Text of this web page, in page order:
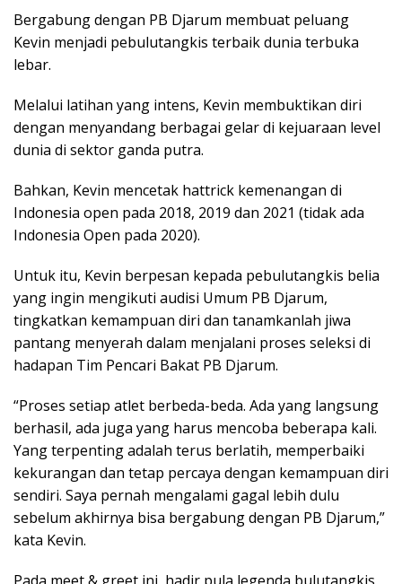
Bergabung dengan PB Djarum membuat peluang
Kevin menjadi pebulutangkis terbaik dunia terbuka
lebar.
Melalui latihan yang intens, Kevin membuktikan diri
dengan menyandang berbagai gelar di kejuaraan level
dunia di sektor ganda putra.
Bahkan, Kevin mencetak hattrick kemenangan di
Indonesia open pada 2018, 2019 dan 2021 (tidak ada
Indonesia Open pada 2020).
Untuk itu, Kevin berpesan kepada pebulutangkis belia
yang ingin mengikuti audisi Umum PB Djarum,
tingkatkan kemampuan diri dan tanamkanlah jiwa
pantang menyerah dalam menjalani proses seleksi di
hadapan Tim Pencari Bakat PB Djarum.
“Proses setiap atlet berbeda-beda. Ada yang langsung
berhasil, ada juga yang harus mencoba beberapa kali.
Yang terpenting adalah terus berlatih, memperbaiki
kekurangan dan tetap percaya dengan kemampuan diri
sendiri. Saya pernah mengalami gagal lebih dulu
sebelum akhirnya bisa bergabung dengan PB Djarum,”
kata Kevin.